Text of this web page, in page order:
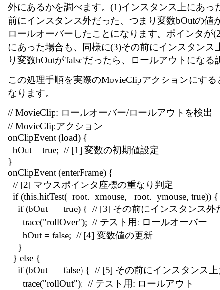
外にあるかを調べます。(1)インスタンス上にあっ
前にインスタンス外だった、つまり変数bOutの値
ロールオーバーしたことになります。ポインタが
にあった場合も、同様に(3)その前にインスタンス
り変数bOutが'false'だったら、ロールアウトになる
この処理手順を実際のMovieClipアクションにす
なります。
// MovieClip: ロールオーバー/ロールアウトを検出
// MovieClipアクション
onClipEvent (load) {
bOut = true; // [1] 変数の初期値設定
}
onClipEvent (enterFrame) {
// [2] マウスポインタ座標の重なり判定
if (this.hitTest(_root._xmouse, _root._ymouse, true)) {
if (bOut == true) { // [3] その前にインスタンス外
trace("rollOver"); // テスト用: ロールオーバー
bOut = false; // [4] 変数値の更新
}
} else {
if (bOut == false) { // [5] その前にインスタンス
trace("rollOut"); // テスト用: ロールアウト